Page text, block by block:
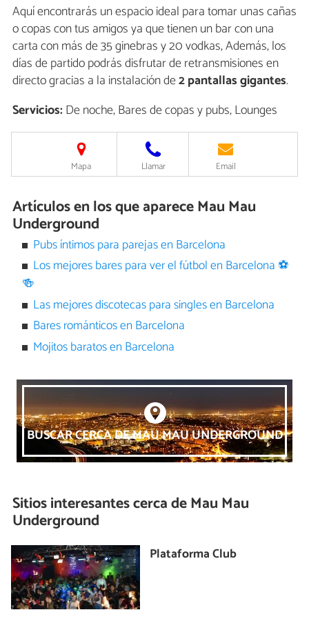
Aquí encontrarás un espacio ideal para tomar unas cañas
o copas con tus amigos ya que tienen un bar con una
carta con más de 35 ginebras y 20 vodkas, Además, los
días de partido podrás disfrutar de retransmisiones en
directo gracias a la instalación de2 pantallas gigantes.
Servicios:De noche, Bares de copas y pubs, Lounges
Mapa Llamar Email
Artículos en los que aparece Mau Mau
Underground
Pubs íntimos para parejas en Barcelona
Los mejores bares para ver el fútbol en Barcelona ⚽
🍻
Las mejores discotecas para singles en Barcelona
Bares románticos en Barcelona
Mojitos baratos en Barcelona
BUSCAR CERCA DE MAU MAU UNDERGROUND
Sitios interesantes cerca deMau Mau
Underground
Plataforma Club